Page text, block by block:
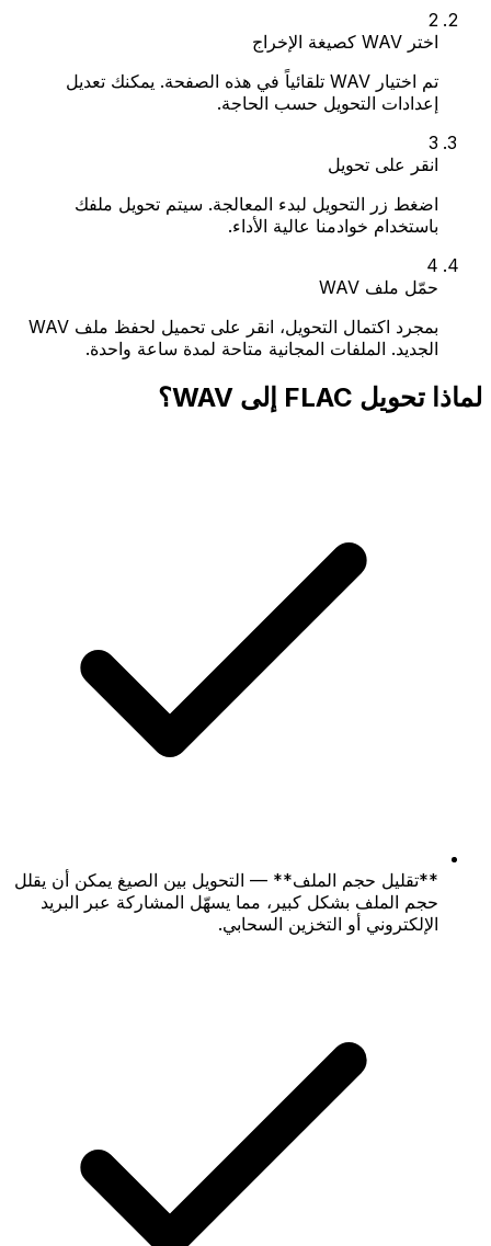
2
اختر WAV كصيغة الإخراج
تم اختيار WAV تلقائياً في هذه الصفحة. يمكنك تعديل
إعدادات التحويل حسب الحاجة.
3
انقر على تحويل
اضغط زر التحويل لبدء المعالجة. سيتم تحويل ملفك
باستخدام خوادمنا عالية الأداء.
4
حمّل ملف WAV
بمجرد اكتمال التحويل، انقر على تحميل لحفظ ملف WAV
الجديد. الملفات المجانية متاحة لمدة ساعة واحدة.
لماذا تحويل FLAC إلى WAV؟
**تقليل حجم الملف** — التحويل بين الصيغ يمكن أن يقلل
حجم الملف بشكل كبير، مما يسهّل المشاركة عبر البريد
الإلكتروني أو التخزين السحابي.